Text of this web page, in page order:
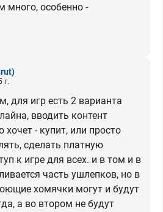
много, особенно -
г.
для игр есть 2 варианта
вводить контент
хочет - купит, или просто
сделать платную
к игре для всех. и в том и в
часть ушлепков, но в
хомячки могут и будут
а во втором не будут